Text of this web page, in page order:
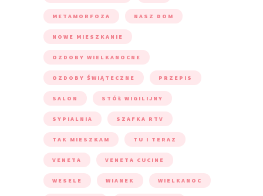
METAMORFOZA NASZ DOM
NOWE MIESZKANIE
OZDOBY WIELKANOCNE
OZDOBY ŚWIĄTECZNE PRZEPIS
SALON STÓŁ WIGILIJNY
SYPIALNIA SZAFKA RTV
TAK MIESZKAM TU I TERAZ
VENETA VENETA CUCINE
WESELE WIANEK WIELKANOC